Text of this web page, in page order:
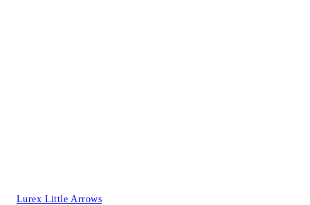
Lurex Little Arrows